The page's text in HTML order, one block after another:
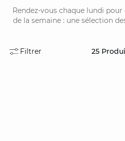
Rendez-vous chaque lundi
de la semaine : une sélection
Filtrer 25